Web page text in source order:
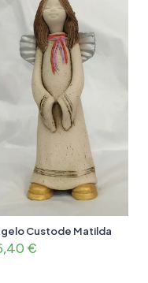
Custode Matilda
€